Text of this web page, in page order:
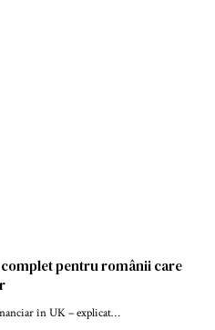
pentru românii care
în UK – explicat…